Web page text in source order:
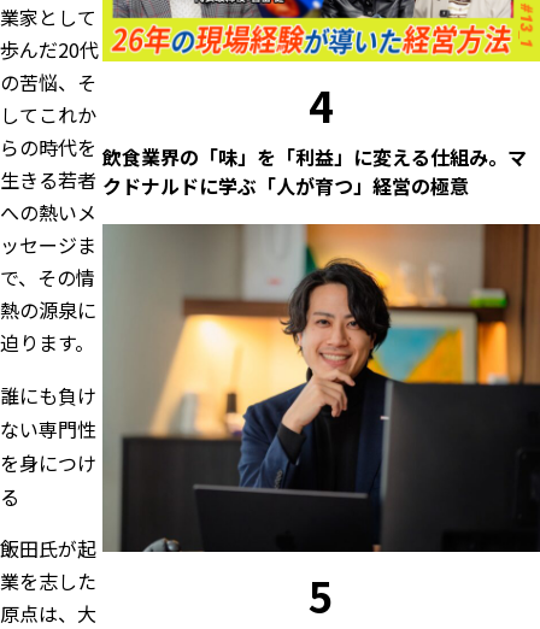
業家として
歩んだ20代
の苦悩、そ
してこれか
らの時代を
生きる若者
への熱いメ
ッセージま
で、その情
熱の源泉に
迫ります。
誰にも負け
ない専門性
を身につけ
る
飯田氏が起
業を志した
原点は、大
4
飲食業界の「味」を「利益」に変える仕組み。マ
クドナルドに学ぶ「人が育つ」経営の極意
5